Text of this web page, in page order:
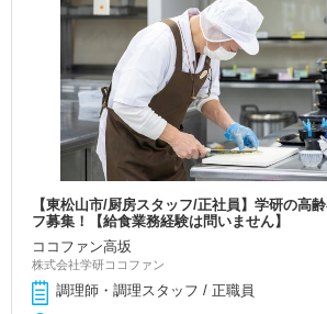
【東松山市/厨房スタッフ/正社員】学研の高
フ募集！【給食業務経験は問いません】
ココファン高坂
株式会社学研ココファン
調理師・調理スタッフ / 正職員